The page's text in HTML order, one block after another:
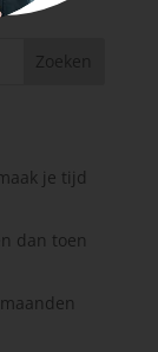
Zoeken
je tijd
dan toen